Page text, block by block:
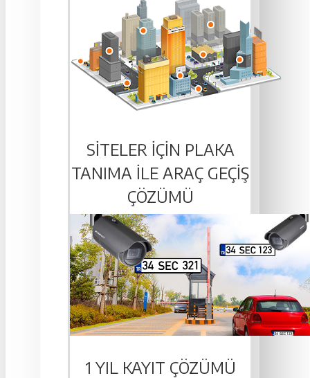
SITELER IÇIN PLAKA
TANIMA ILE ARAÇ GEÇIŞ
ÇÖZÜMÜ
1 YIL KAYIT ÇÖZÜMÜ